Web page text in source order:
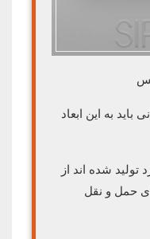
به این ابعاد
شده اند از
حمل و نقل